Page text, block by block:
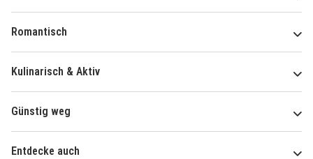
Romantisch
Kulinarisch & Aktiv
Günstig weg
Entdecke auch